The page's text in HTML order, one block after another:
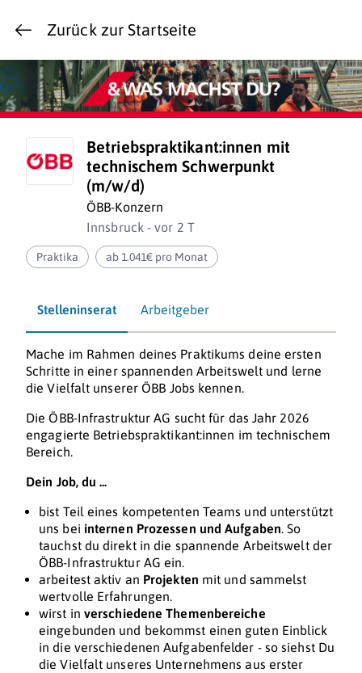
Zurück zur Startseite
Betriebspraktikant:innen mit
technischem Schwerpunkt
(m/w/d)
ÖBB-Konzern
Innsbruck - vor 2 T
Praktika ab 1.041€ pro Monat
Stelleninserat Arbeitgeber
Mache im Rahmen deines Praktikums deine ersten
Schritte in einer spannenden Arbeitswelt und lerne
die Vielfalt unserer ÖBB Jobs kennen.
Die ÖBB-Infrastruktur AG sucht für das Jahr 2026
engagierte Betriebspraktikant:innen im technischem
Bereich.
Dein Job, du ...
bist Teil eines kompetenten Teams und unterstützt
uns bei internen Prozessen und Aufgaben. So
tauchst du direkt in die spannende Arbeitswelt der
ÖBB-Infrastruktur AG ein.
arbeitest aktiv an Projekten mit und sammelst
wertvolle Erfahrungen.
wirst in verschiedene Themenbereiche
eingebunden und bekommst einen guten Einblick
in die verschiedenen Aufgabenfelder - so siehst Du
die Vielfalt unseres Unternehmens aus erster